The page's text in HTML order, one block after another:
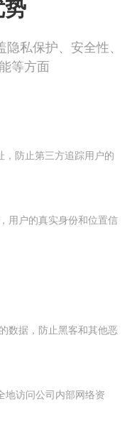
私保护、安全性、
等方面
防止第三方追踪用户的
用户的真实身份和位置信
数据，防止黑客和其他恶
地访问公司内部网络资